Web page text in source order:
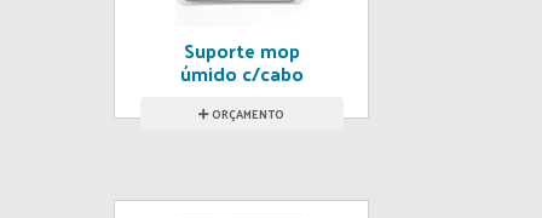
Suporte mop
úmido c/cabo
ORÇAMENTO